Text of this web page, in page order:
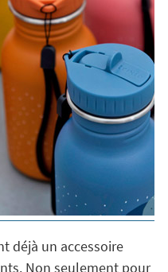
déjà un accessoire
Non seulement pour